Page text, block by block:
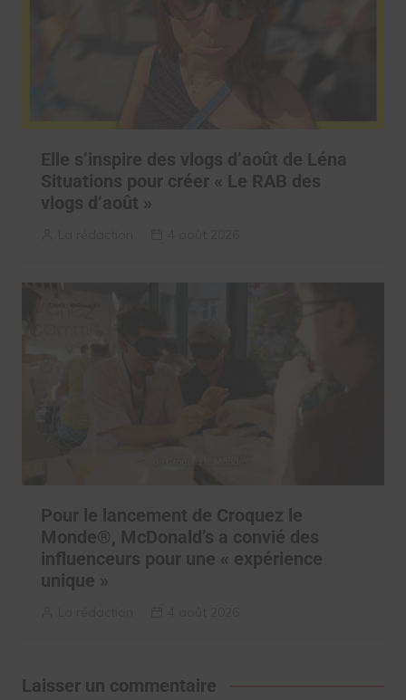
Elle s’inspire des vlogs d’août de Léna
Situations pour créer « Le RAB des
vlogs d’août »
Pour le lancement de Croquez le
Monde®, McDonald’s a convié des
influenceurs pour une « expérience
unique »
Laisser un commentaire